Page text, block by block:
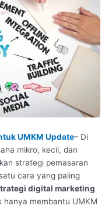
UMKM Update– Di
mikro, kecil, dan
strategi pemasaran
cara yang paling
digital marketing
hanya membantu UMKM